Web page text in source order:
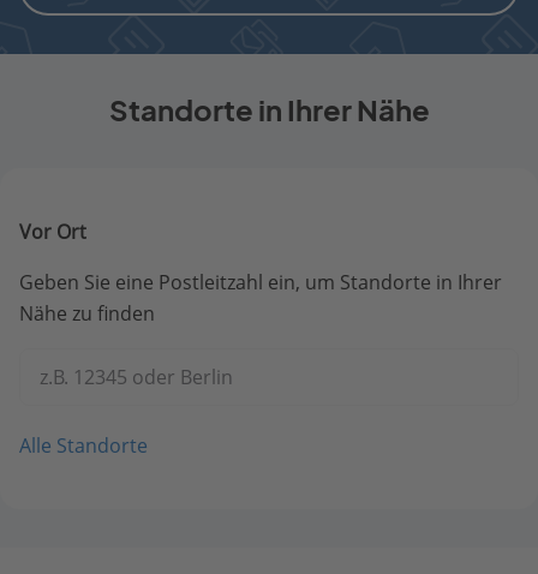
Standorte in Ihrer Nähe
Vor Ort
Geben Sie eine Postleitzahl ein, um Standorte in Ihrer
Nähe zu finden
z.B. 12345 oder Berlin
Alle Standorte